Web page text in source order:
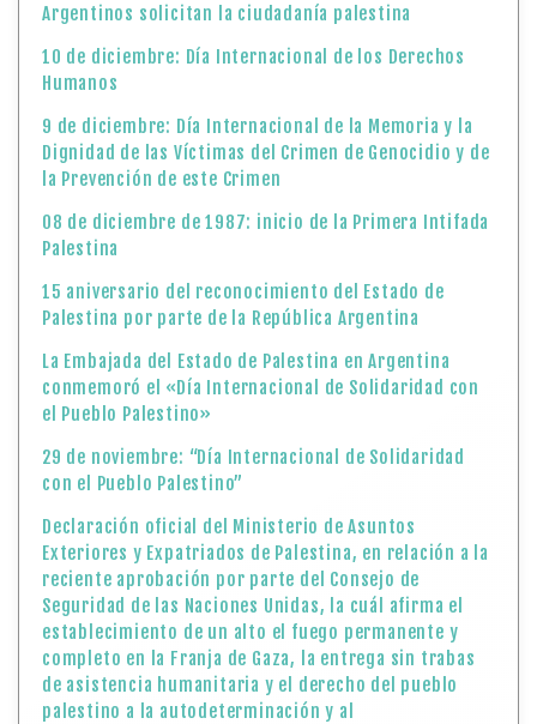
Argentinos solicitan la ciudadanía palestina
10 de diciembre: Día Internacional de los Derechos
Humanos
9 de diciembre: Día Internacional de la Memoria y la
Dignidad de las Víctimas del Crimen de Genocidio y de
la Prevención de este Crimen
08 de diciembre de 1987: inicio de la Primera Intifada
Palestina
15 aniversario del reconocimiento del Estado de
Palestina por parte de la República Argentina
La Embajada del Estado de Palestina en Argentina
conmemoró el «Día Internacional de Solidaridad con
el Pueblo Palestino»
29 de noviembre: “Día Internacional de Solidaridad
con el Pueblo Palestino”
Declaración oficial del Ministerio de Asuntos
Exteriores y Expatriados de Palestina, en relación a la
reciente aprobación por parte del Consejo de
Seguridad de las Naciones Unidas, la cuál afirma el
establecimiento de un alto el fuego permanente y
completo en la Franja de Gaza, la entrega sin trabas
de asistencia humanitaria y el derecho del pueblo
palestino a la autodeterminación y al